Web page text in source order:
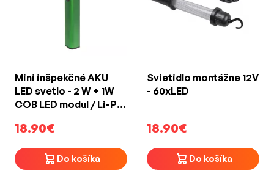
Mini inšpekčné AKU
LED svetlo - 2 W + 1W
COB LED modul / Li-Pol
18.90€
Do košíka
Svietidlo montážne 12V
- 60xLED
18.90€
Do košíka